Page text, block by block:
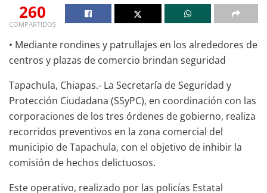
260
COMPARTIDOS
• Mediante rondines y patrullajes en los alrededores de
centros y plazas de comercio brindan seguridad
Tapachula, Chiapas.- La Secretaría de Seguridad y
Protección Ciudadana (SSyPC), en coordinación con las
corporaciones de los tres órdenes de gobierno, realiza
recorridos preventivos en la zona comercial del
municipio de Tapachula, con el objetivo de inhibir la
comisión de hechos delictuosos.
Este operativo, realizado por las policías Estatal